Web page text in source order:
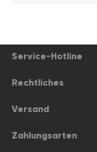
Service-Hotline
Rechtliches
Versand
Zahlungsarten